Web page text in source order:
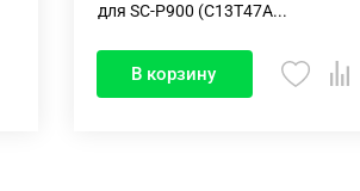
для SC-P900 (C13T47A...
В корзину